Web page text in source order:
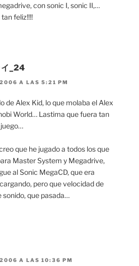
con sonic I, sonic II,…
feliz!!!!
イ_24
A LAS 5:21 PM
de Alex Kid, lo que molaba el Alex
World… Lastima que fuera tan
juego…
que he jugado a todos los que
Master System y Megadrive,
al Sonic MegaCD, que era
pero que velocidad de
sonido, que pasada…
A LAS 10:36 PM